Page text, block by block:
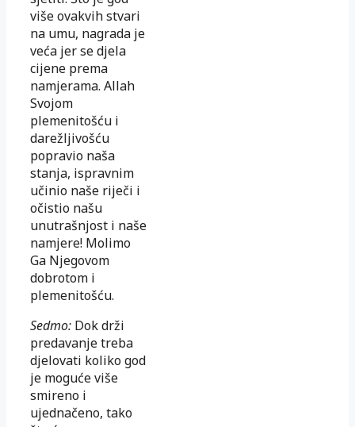
više ovakvih stvari
na umu, nagrada je
veća jer se djela
cijene prema
namjerama. Allah
Svojom
plemenitošću i
darežljivošću
popravio naša
stanja, ispravnim
učinio naše riječi i
očistio našu
unutrašnjost i naše
namjere! Molimo
Ga Njegovom
dobrotom i
plemenitošću.
Sedmo: Dok drži
predavanje treba
djelovati koliko god
je moguće više
smireno i
ujednačeno, tako